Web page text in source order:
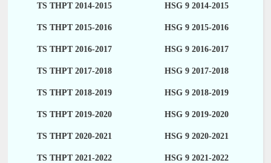
TS THPT 2014-2015 HSG 9 2014-2015
TS THPT 2015-2016 HSG 9 2015-2016
TS THPT 2016-2017 HSG 9 2016-2017
TS THPT 2017-2018 HSG 9 2017-2018
TS THPT 2018-2019 HSG 9 2018-2019
TS THPT 2019-2020 HSG 9 2019-2020
TS THPT 2020-2021 HSG 9 2020-2021
TS THPT 2021-2022 HSG 9 2021-2022